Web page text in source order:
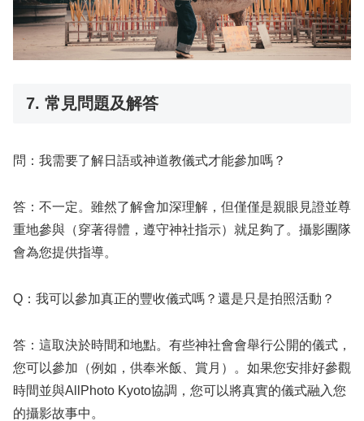
7. 常見問題及解答
問：我需要了解日語或神道教儀式才能參加嗎？
答：不一定。雖然了解會加深理解，但僅僅是親眼見證並尊
重地參與（穿著得體，遵守神社指示）就足夠了。攝影團隊
會為您提供指導。
Q：我可以參加真正的豐收儀式嗎？還是只是拍照活動？
答：這取決於時間和地點。有些神社會會舉行公開的儀式，
您可以參加（例如，供奉米飯、賞月）。如果您安排好參觀
時間並與AllPhoto Kyoto協調，您可以將真實的儀式融入您
的攝影故事中。